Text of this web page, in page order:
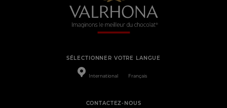
SÉLECTIONNER VOTRE LANGUE
International Français
CONTACTEZ-NOUS